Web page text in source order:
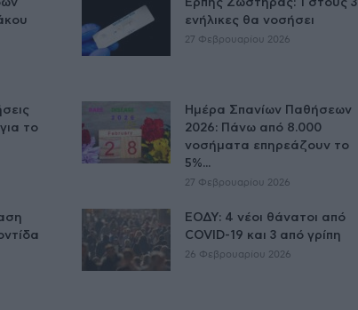
Έρπης Ζωστήρας: 1 στους 3
ενήλικες θα νοσήσει
27 Φεβρουαρίου 2026
το
Ημέρα Σπανίων Παθήσεων
2026: Πάνω από 8.000
νοσήματα επηρεάζουν το
5%...
27 Φεβρουαρίου 2026
ΕΟΔΥ: 4 νέοι θάνατοι από
COVID-19 και 3 από γρίπη
26 Φεβρουαρίου 2026